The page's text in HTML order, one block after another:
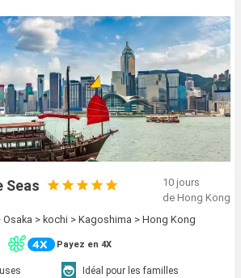
Seas
10 jours
de Hong Kong
> kochi > Kagoshima > Hong Kong
Payez en 4X
Idéal pour les familles